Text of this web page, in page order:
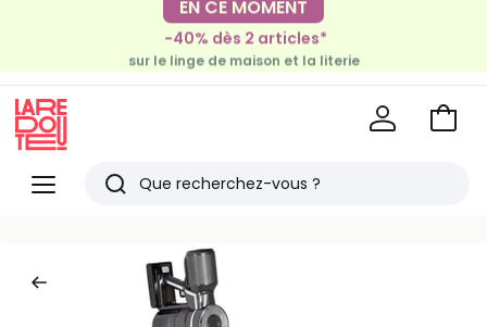
-30€ tous les 100€*
sur le meuble & la déco
-40% dès 2 articles*
sur le linge de maison et la literie
Menu
Redoute
Rechercher
articles
Voir